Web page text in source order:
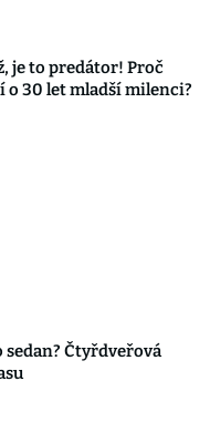
je to predátor! Proč
o 30 let mladší milenci?
sedan? Čtyřdveřová